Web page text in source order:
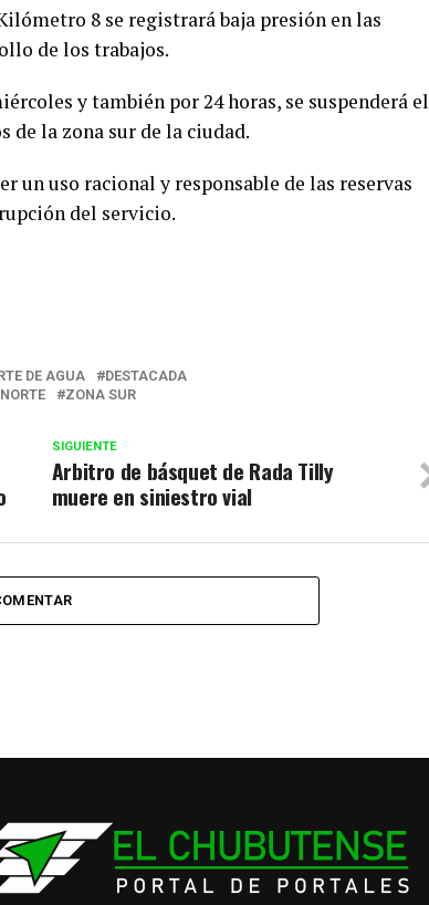
8 se registrará baja presión en las
de los trabajos.
y también por 24 horas, se suspenderá el
de la zona sur de la ciudad.
un uso racional y responsable de las reservas
del servicio.
DE AGUA
DESTACADA
ZONA SUR
SIGUIENTE
Arbitro de básquet de Rada Tilly
muere en siniestro vial